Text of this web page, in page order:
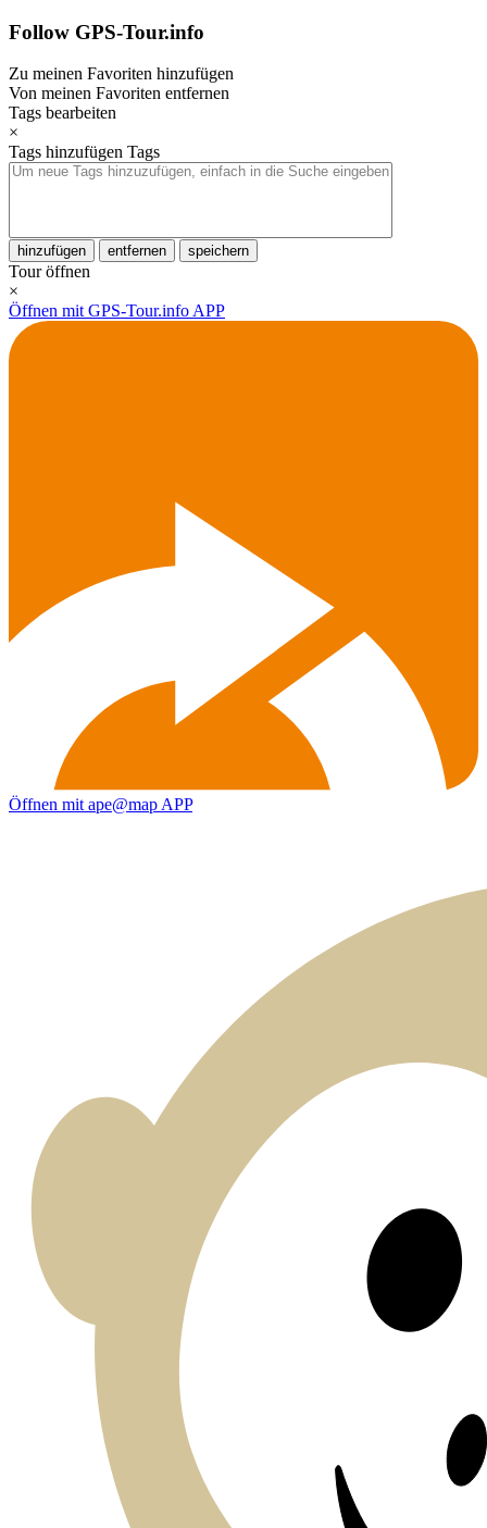
Follow GPS-Tour.info
Zu meinen Favoriten hinzufügen
Von meinen Favoriten entfernen
Tags bearbeiten
×
Tags hinzufügen Tags
hinzufügen entfernen speichern
Tour öffnen
×
Öffnen mit GPS-Tour.info APP
Öffnen mit ape@map APP